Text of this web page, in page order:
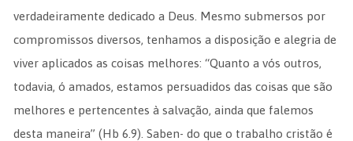
verdadeiramente dedicado a Deus. Mesmo submersos por
compromissos diversos, tenhamos a disposição e alegria de
viver aplicados as coisas melhores: “Quanto a vós outros,
todavia, ó amados, estamos persuadidos das coisas que são
melhores e pertencentes à salvação, ainda que falemos
desta maneira” (Hb 6.9). Saben- do que o trabalho cristão é